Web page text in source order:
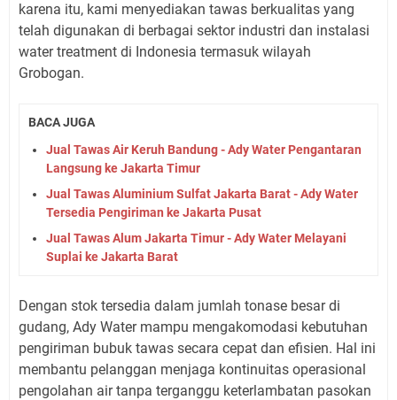
karena itu, kami menyediakan tawas berkualitas yang
telah digunakan di berbagai sektor industri dan instalasi
water treatment di Indonesia termasuk wilayah
Grobogan.
BACA JUGA
Jual Tawas Air Keruh Bandung - Ady Water Pengantaran
Langsung ke Jakarta Timur
Jual Tawas Aluminium Sulfat Jakarta Barat - Ady Water
Tersedia Pengiriman ke Jakarta Pusat
Jual Tawas Alum Jakarta Timur - Ady Water Melayani
Suplai ke Jakarta Barat
Dengan stok tersedia dalam jumlah tonase besar di
gudang, Ady Water mampu mengakomodasi kebutuhan
pengiriman bubuk tawas secara cepat dan efisien. Hal ini
membantu pelanggan menjaga kontinuitas operasional
pengolahan air tanpa terganggu keterlambatan pasokan